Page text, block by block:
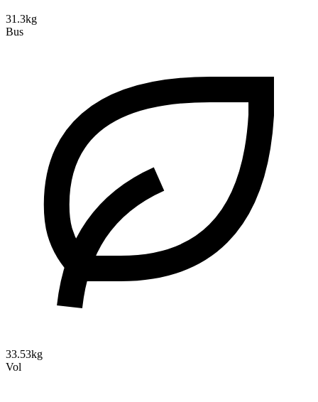
31.3kg
Bus
33.53kg
Vol